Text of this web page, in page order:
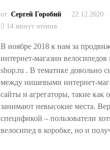
от Сергей Горобий 22.12.2020
14 минут чтения
В ноябре 2018 к нам за
интернет-магазин велосипедов
shop.ru . В тематике довольно
между нишевыми интернет-
сайты и агрегаторы, такие как
занимают невысокие места.
спецификой – пользователи
велосипед в коробке, но и